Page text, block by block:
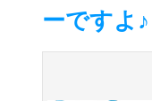
ーですよ♪